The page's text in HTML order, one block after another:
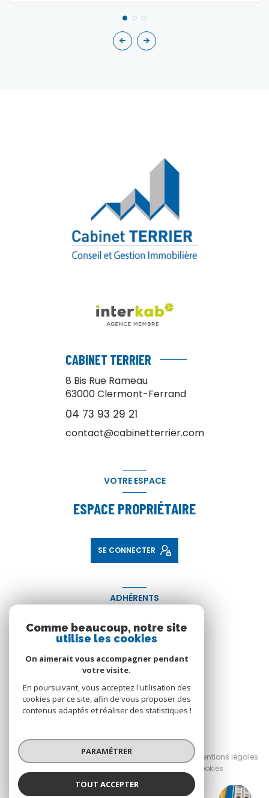
CABINET TERRIER
CABINET TERRIER
8 Bis Rue Rameau
63000Clermont-Ferrand
04 73 93 29 21
contact@cabinetterrier.com
VOTRE ESPACE
ESPACE PROPRIÉTAIRE
SE CONNECTER
ADHÉRENTS
NOUS ADHÉRONS
© 2026 | Tous droits réservés
Nos honoraires
Nos partenaires
Mentions légales
Cookies
Comme beaucoup, notre site
utilise les cookies
On aimerait vous accompagner pendant
votre visite.
En poursuivant, vous acceptez l'utilisation des
cookies par ce site, afin de vous proposer des
contenus adaptés et réaliser des statistiques !
PARAMÉTRER
TOUT ACCEPTER